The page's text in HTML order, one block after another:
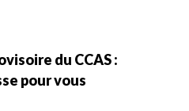
du CCAS :
pour vous